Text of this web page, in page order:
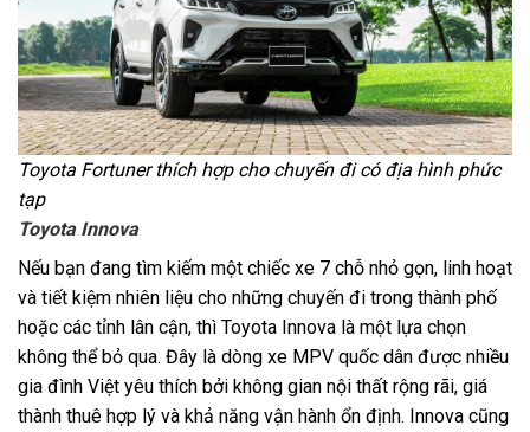
Toyota Fortuner thích hợp cho chuyến đi có địa hình phức
tạp
Toyota Innova
Nếu bạn đang tìm kiếm một chiếc xe 7 chỗ nhỏ gọn, linh hoạt
và tiết kiệm nhiên liệu cho những chuyến đi trong thành phố
hoặc các tỉnh lân cận, thì Toyota Innova là một lựa chọn
không thể bỏ qua. Đây là dòng xe MPV quốc dân được nhiều
gia đình Việt yêu thích bởi không gian nội thất rộng rãi, giá
thành thuê hợp lý và khả năng vận hành ổn định. Innova cũng